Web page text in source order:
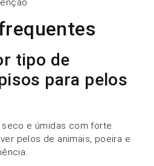
tipo de
para pelos
e úmidas com forte
pelos de animais, poeira e